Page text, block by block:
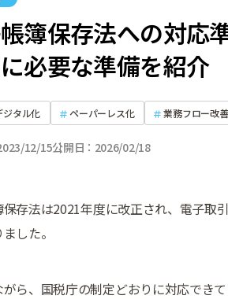
簿保存法への対応
必要な準備を紹介
ジタル化 ペーパーレス化 業務フロー改善
12/15公開日 2026/02/18
保存法は2021年度に改正され、電子取
した。
がら、国税庁の制定どおりに対応でき